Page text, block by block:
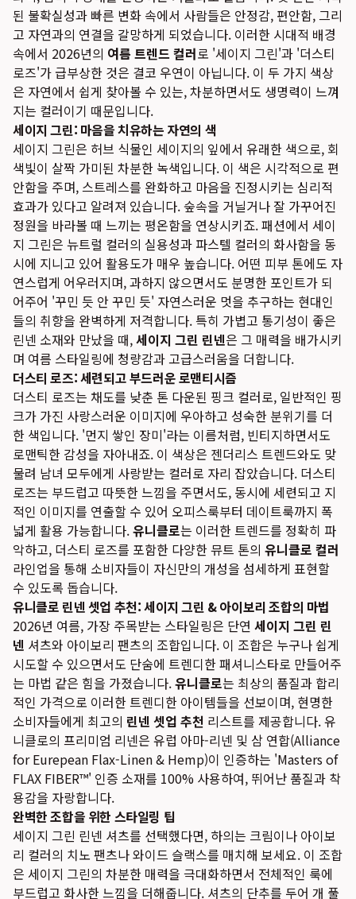
된 불확실성과 빠른 변화 속에서 사람들은 안정감, 편안함, 그리
고 자연과의 연결을 갈망하게 되었습니다. 이러한 시대적 배경
속에서 2026년의 여름 트렌드 컬러로 '세이지 그린'과 '더스티
로즈'가 급부상한 것은 결코 우연이 아닙니다. 이 두 가지 색상
은 자연에서 쉽게 찾아볼 수 있는, 차분하면서도 생명력이 느껴
지는 컬러이기 때문입니다.
세이지 그린: 마음을 치유하는 자연의 색
세이지 그린은 허브 식물인 세이지의 잎에서 유래한 색으로, 회
색빛이 살짝 가미된 차분한 녹색입니다. 이 색은 시각적으로 편
안함을 주며, 스트레스를 완화하고 마음을 진정시키는 심리적
효과가 있다고 알려져 있습니다. 숲속을 거닐거나 잘 가꾸어진
정원을 바라볼 때 느끼는 평온함을 연상시키죠. 패션에서 세이
지 그린은 뉴트럴 컬러의 실용성과 파스텔 컬러의 화사함을 동
시에 지니고 있어 활용도가 매우 높습니다. 어떤 피부 톤에도 자
연스럽게 어우러지며, 과하지 않으면서도 분명한 포인트가 되
어주어 '꾸민 듯 안 꾸민 듯' 자연스러운 멋을 추구하는 현대인
들의 취향을 완벽하게 저격합니다. 특히 가볍고 통기성이 좋은
린넨 소재와 만났을 때,세이지 그린 린넨은 그 매력을 배가시키
며 여름 스타일링에 청량감과 고급스러움을 더합니다.
더스티 로즈: 세련되고 부드러운 로맨티시즘
더스티 로즈는 채도를 낮춘 톤 다운된 핑크 컬러로, 일반적인 핑
크가 가진 사랑스러운 이미지에 우아하고 성숙한 분위기를 더
한 색입니다. '먼지 쌓인 장미'라는 이름처럼, 빈티지하면서도
로맨틱한 감성을 자아내죠. 이 색상은 젠더리스 트렌드와도 맞
물려 남녀 모두에게 사랑받는 컬러로 자리 잡았습니다. 더스티
로즈는 부드럽고 따뜻한 느낌을 주면서도, 동시에 세련되고 지
적인 이미지를 연출할 수 있어 오피스룩부터 데이트룩까지 폭
넓게 활용 가능합니다.유니클로는 이러한 트렌드를 정확히 파
악하고, 더스티 로즈를 포함한 다양한 뮤트 톤의 유니클로 컬러
라인업을 통해 소비자들이 자신만의 개성을 섬세하게 표현할
수 있도록 돕습니다.
유니클로 린넨 셋업 추천: 세이지 그린 & 아이보리 조합의 마법
2026년 여름, 가장 주목받는 스타일링은 단연 세이지 그린 린
넨 셔츠와 아이보리 팬츠의 조합입니다. 이 조합은 누구나 쉽게
시도할 수 있으면서도 단숨에 트렌디한 패셔니스타로 만들어주
는 마법 같은 힘을 가졌습니다.유니클로는 최상의 품질과 합리
적인 가격으로 이러한 트렌디한 아이템들을 선보이며, 현명한
소비자들에게 최고의 린넨 셋업 추천 리스트를 제공합니다. 유
니클로의 프리미엄 리넨은 유럽 아마-리넨 및 삼 연합(Alliance
for Eurepean Flax-Linen & Hemp)이 인증하는 'Masters of
FLAX FIBER™' 인증 소재를 100% 사용하여, 뛰어난 품질과 착
용감을 자랑합니다.
완벽한 조합을 위한 스타일링 팁
세이지 그린 린넨 셔츠를 선택했다면, 하의는 크림이나 아이보
리 컬러의 치노 팬츠나 와이드 슬랙스를 매치해 보세요. 이 조합
은 세이지 그린의 차분한 매력을 극대화하면서 전체적인 룩에
부드럽고 화사한 느낌을 더해줍니다. 셔츠의 단추를 두어 개 풀